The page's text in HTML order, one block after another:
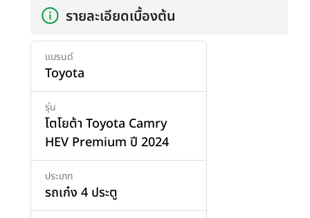
รายละเอียดเบื้องต้น
แบรนด์
Toyota
รุ่น
โตโยต้า Toyota Camry
HEV Premium ปี 2024
ประเภท
รถเก๋ง 4 ประตู